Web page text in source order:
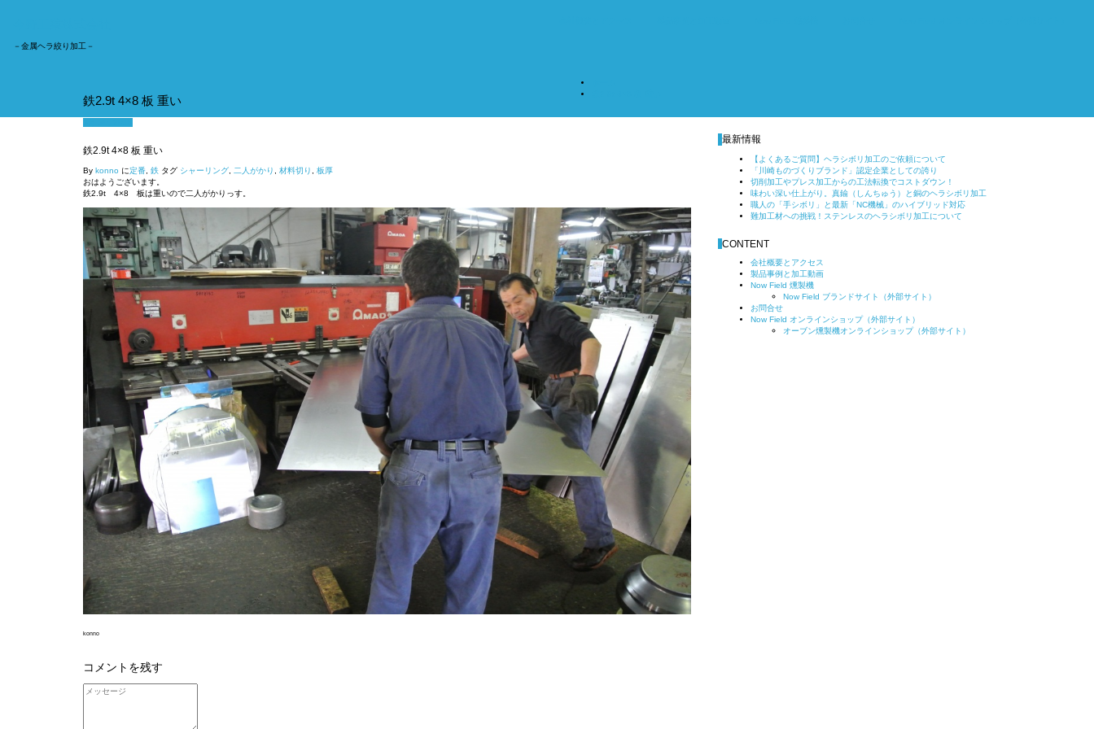
－金属ヘラ絞り加工－
鉄2.9t 4×8 板 重い
鉄2.9t 4×8 板 重い
By konno に定番 鉄 タグ シャーリング 二人がかり 材料切り
板厚
おはようございます。
鉄2.9t 4×8 板は重いので二人がかりっす。
konno
コメントを残す
最新情報
【よくあるご質問】ヘラシボリ加工のご依頼について
「川崎ものづくりブランド」認定企業としての誇り
切削加工やプレス加工からの工法転換でコストダウン！
味わい深い仕上がり。真鍮（しんちゅう）と銅のヘラシボリ加工
職人の「手シボリ」と最新「NC機械」のハイブリッド対応
難加工材への挑戦！ステンレスのヘラシボリ加工について
CONTENT
会社概要とアクセス
製品事例と加工動画
Now Field 燻製機
Now Field ブランドサイト（外部サイト）
お問合せ
Now Field オンラインショップ（外部サイト）
オーブン燻製機オンラインショップ（外部サイト）